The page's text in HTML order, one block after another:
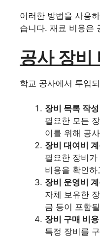
이러한 방법을 사용
습니다. 재료 비용은
공사 장비
학교 공사에서 투입
장비 목록 작성
필요한 모든
이를 위해 공
장비 대여비
필요한 장비
비용을 확인
장비 운영비
자체 보유한
금 등이 포함
장비 구매 비
특정 장비를